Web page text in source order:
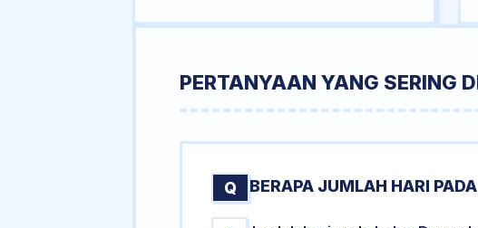
PERTANYAAN YANG SERING
Q BERAPA JUMLAH HARI